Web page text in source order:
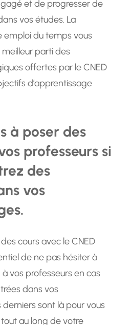
et de progresser de
vos études. La
emploi du temps vous
parti des
offertes par le CNED
d’apprentissage
à poser des
professeurs si
des
vos
cours avec le CNED
de ne pas hésiter à
vos professeurs en cas
dans vos
sont là pour vous
au long de votre